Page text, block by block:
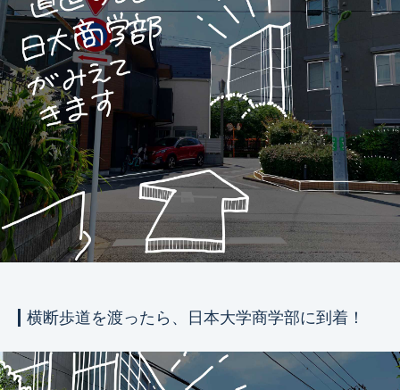
横断歩道を渡ったら、日本大学商学部に到着！